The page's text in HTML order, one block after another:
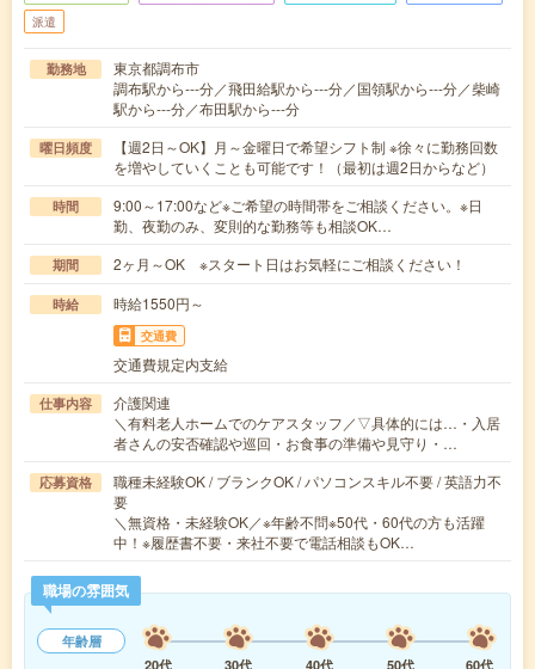
派遣
勤務地
東京都調布市
調布駅から---分／飛田給駅から---分／国領駅から---分／柴崎
駅から---分／布田駅から---分
曜日頻度
【週2日～OK】月～金曜日で希望シフト制 ※徐々に勤務回数
を増やしていくことも可能です！（最初は週2日からなど）
時間
9:00～17:00など※ご希望の時間帯をご相談ください。※日
勤、夜勤のみ、変則的な勤務等も相談OK…
期間 2ヶ月～OK ※スタート日はお気軽にご相談ください！
時給 時給1550円～
交通費
交通費規定内支給
仕事内容
介護関連
＼有料老人ホームでのケアスタッフ／▽具体的には…・入居
者さんの安否確認や巡回・お食事の準備や見守り・…
応募資格
職種未経験OK / ブランクOK / パソコンスキル不要 / 英語力不
要
＼無資格・未経験OK／※年齢不問※50代・60代の方も活躍
中！※履歴書不要・来社不要で電話相談もOK…
職場の雰囲気
年齢層
20代
30代 40代 50代 60代